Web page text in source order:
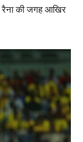
रैना की जगह आखिर